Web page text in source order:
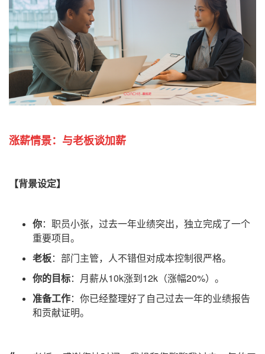
涨薪情景： 与老板谈加薪
【背景设定】
你：职员小张，过去一年业绩突出，独立完成了一个
重要项目。
老板：部门主管，人不错但对成本控制很严格。
你的目标：月薪从10k涨到12k（涨幅20%）。
准备工作：你已经整理好了自己过去一年的业绩报告
和贡献证明。